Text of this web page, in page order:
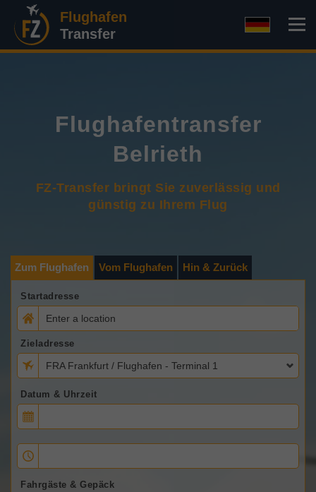
Flughafen
Transfer
Flughafentransfer
Belrieth
FZ-Transfer bringt Sie zuverlässig und
günstig zu Ihrem Flug
Zum Flughafen Vom Flughafen Hin & Zurück
Startadresse
Zieladresse
FRA Frankfurt / Flughafen - Terminal 1
Datum & Uhrzeit
Fahrgäste & Gepäck